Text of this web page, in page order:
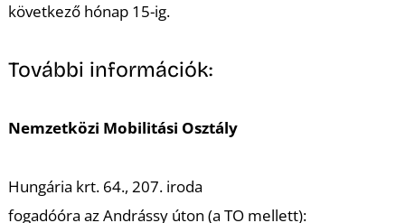
következő hónap 15-ig.
További információk:
Nemzetközi Mobilitási Osztály
Hungária krt. 64., 207. iroda
fogadóóra az Andrássy úton (a TO mellett):